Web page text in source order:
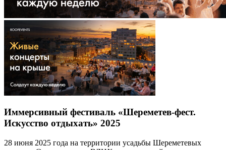
Иммерсивный фестиваль «Шереметев-фест.
Искусство отдыхать» 2025
28 июня 2025 года на территории усадьбы Шереметевых